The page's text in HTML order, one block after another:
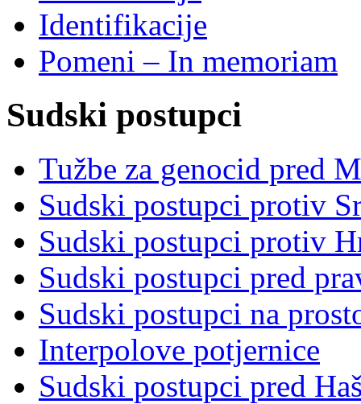
Identifikacije
Pomeni – In memoriam
Sudski postupci
Tužbe za genocid pred
Sudski postupci protiv
Sudski postupci protiv
Sudski postupci pred
Sudski postupci na
Interpolove potjernice
Sudski postupci pred